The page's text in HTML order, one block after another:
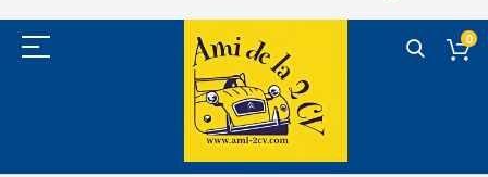
0